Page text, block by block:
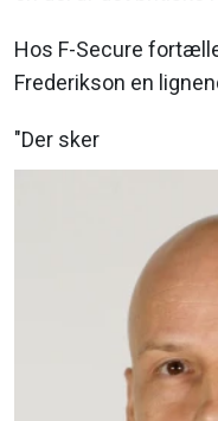
Hos F-Secure
Frederikson en
"Der sker